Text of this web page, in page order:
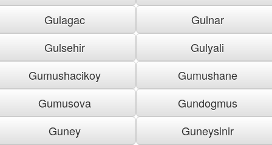
Gulagac
Gulnar
Gulsehir
Gulyali
Gumushacikoy
Gumushane
Gumusova
Gundogmus
Guney
Guneysinir